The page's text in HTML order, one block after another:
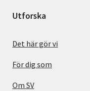
Utforska
Det här gör vi
För dig som
Om SV